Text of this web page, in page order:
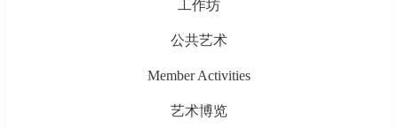
工作坊
公共艺术
Member Activities
艺术博览